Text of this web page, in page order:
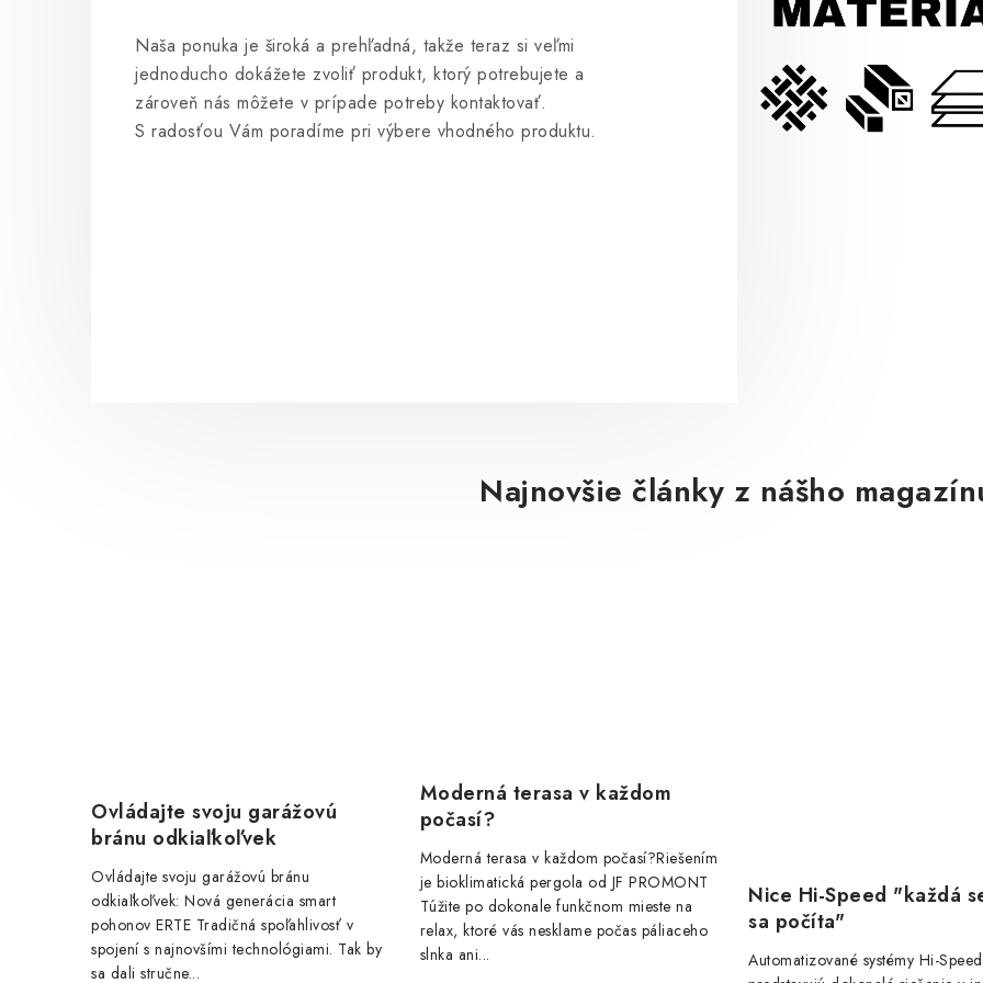
Naša ponuka je široká a prehľadná, takže teraz si veľmi
jednoducho dokážete zvoliť produkt, ktorý potrebujete a
zároveň nás môžete v prípade potreby kontaktovať.
S radosťou Vám poradíme pri výbere vhodného produktu.
Najnovšie články z nášho
Ovládajte svoju garážovú
bránu odkiaľkoľvek
Ovládajte svoju garážovú bránu
odkiaľkoľvek: Nová generácia smart
pohonov ERTE Tradičná spoľahlivosť v
spojení s najnovšími technológiami. Tak by
sa dali stručne...
Moderná terasa v každom
počasí?
Moderná terasa v každom počasí?Riešením
je bioklimatická pergola od JF PROMONT
Túžite po dokonale funkčnom mieste na
relax, ktoré vás nesklame počas páliaceho
slnka ani...
Nice Hi-Speed "každá
sa počíta"
Automatizované systémy Hi-Speed